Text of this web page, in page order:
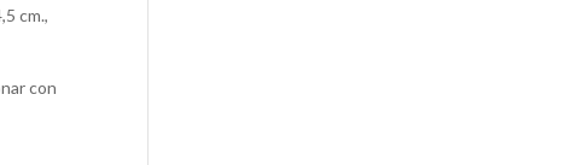
cm.,
con